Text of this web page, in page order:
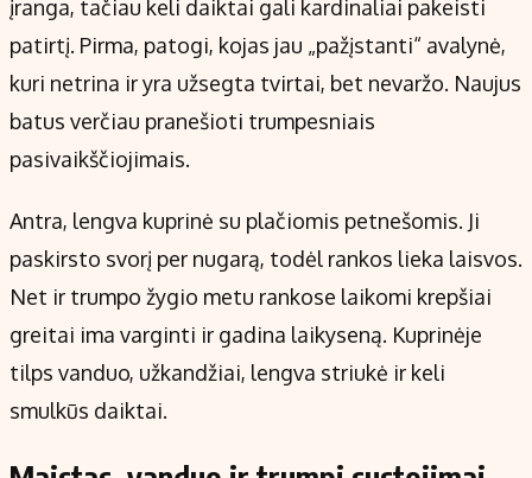
įranga, tačiau keli daiktai gali kardinaliai pakeisti
patirtį. Pirma, patogi, kojas jau „pažįstanti“ avalynė,
kuri netrina ir yra užsegta tvirtai, bet nevaržo. Naujus
batus verčiau pranešioti trumpesniais
pasivaikščiojimais.
Antra, lengva kuprinė su plačiomis petnešomis. Ji
paskirsto svorį per nugarą, todėl rankos lieka laisvos.
Net ir trumpo žygio metu rankose laikomi krepšiai
greitai ima varginti ir gadina laikyseną. Kuprinėje
tilps vanduo, užkandžiai, lengva striukė ir keli
smulkūs daiktai.